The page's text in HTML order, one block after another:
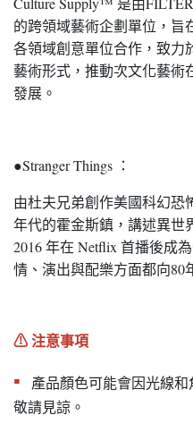
的跨領域藝術企劃單位，旨
各領域創意單位合作，致力
藝術形式，推動次文化藝術
發展。
●Stranger Things ：
由杜夫兄弟創作美國科幻恐
年代的霍金斯鎮，講述異世
2016 年在 Netflix 首播後成
情、演出與配樂方面都向80
⚠︎ 注意事項
▪︎
產品顏色可能會因光線
敬請見諒。